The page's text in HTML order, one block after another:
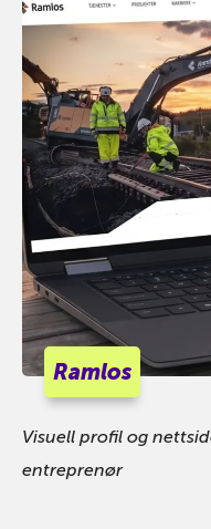
Ramlos
Visuell profil og
entreprenør